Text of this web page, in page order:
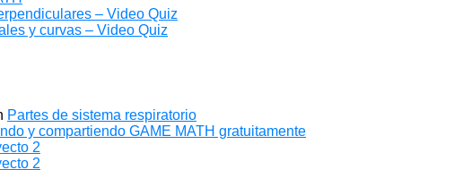
– Video Quiz
y curvas – Video Quiz
Partes de sistema respiratorio
y compartiendo GAME MATH gratuitamente
2
2